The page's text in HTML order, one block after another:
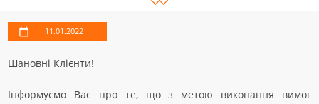
11.01.2022
Шановні Клієнти!
Інформуємо Вас про те, що з метою виконання вимог